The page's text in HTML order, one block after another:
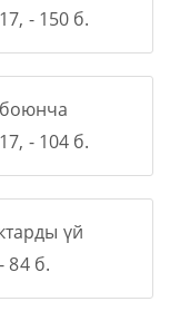
- 150 б.
- 104 б.
үй
84 б.